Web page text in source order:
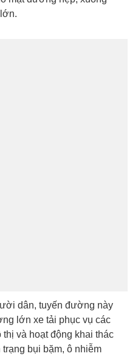
các vấn đề mà chúng ta
the Planet Starts at
Foer. Tác giả tin rằng mối